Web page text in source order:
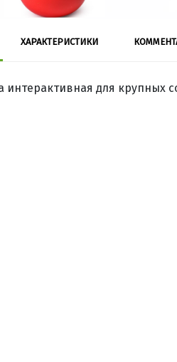
ХАРАКТЕРИСТИКИ
интерактивная для крупных